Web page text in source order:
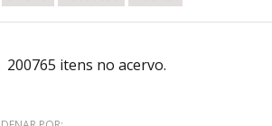
200765 itens no acervo.